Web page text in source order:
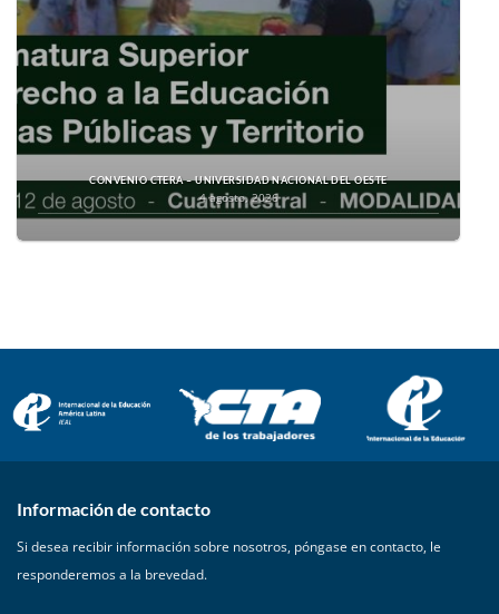
CONVENIO CTERA – UNIVERSIDAD NACIONAL DEL OESTE
4 agosto, 2026
Información de contacto
Si desea recibir información sobre nosotros, póngase en contacto, le
responderemos a la brevedad.